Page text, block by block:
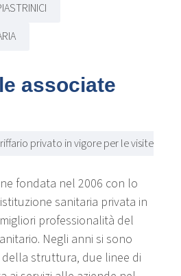
associate
privato in vigore per le visite
fondata nel 2006 con lo
sanitaria privata in
professionalità del
Negli anni si sono
struttura, due linee di